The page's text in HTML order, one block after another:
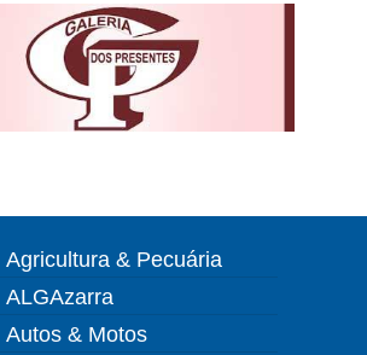
Agricultura & Pecuária
ALGAzarra
Autos & Motos